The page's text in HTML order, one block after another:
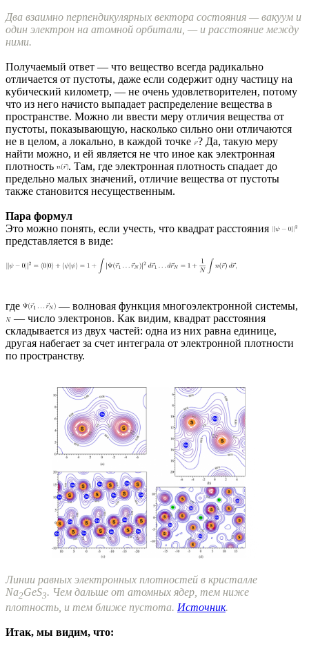
Два взаимно перпендикулярных вектора состояния — вакуум и
один электрон на атомной орбитали, — и расстояние между
ними.
Получаемый ответ — что вещество всегда радикально
отличается от пустоты, даже если содержит одну частицу на
кубический километр, — не очень удовлетворителен, потому
что из него начисто выпадает распределение вещества в
пространстве. Можно ли ввести меру отличия вещества от
пустоты, показывающую, насколько сильно они отличаются
не в целом, а локально, в каждой точке ? Да, такую меру
найти можно, и ей является не что иное как электронная
плотность
. Там, где электронная плотность спадает до
предельно малых значений, отличие вещества от пустоты
также становится несущественным.
Пара формул
Это можно понять, если учесть, что квадрат расстояния
представляется в виде:
где
— волновая функция многоэлектронной системы,
— число электронов. Как видим, квадрат расстояния
складывается из двух частей: одна из них равна единице,
другая набегает за счет интеграла от электронной плотности
по пространству.
Линии равных электронных плотностей в кристалле
Na2GeS3. Чем дальше от атомных ядер, тем ниже
плотность, и тем ближе пустота. Источник.
Итак, мы видим, что: